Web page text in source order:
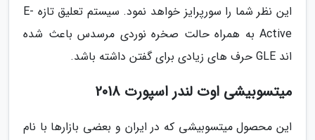
این نظر شما را سورپرایز خواهد نمود. سیستم تعلیق تازه E-
Active به همراه حالت صخره نوردی مرسدس باعث شده
اند GLE حرف های زیادی برای گفتن داشته باشد.
میتسوبیشی اوت لندر اسپورت 2018
این محصول میتسوبیشی که در ایران و بعضی بازارها با نام